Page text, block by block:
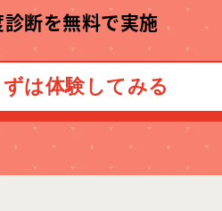
診断を無料で実施
ずは体験してみる